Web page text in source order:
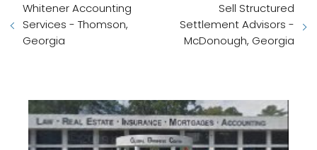
Whitener Accounting
Services - Thomson,
Georgia
Sell Structured
Settlement Advisors -
McDonough, Georgia